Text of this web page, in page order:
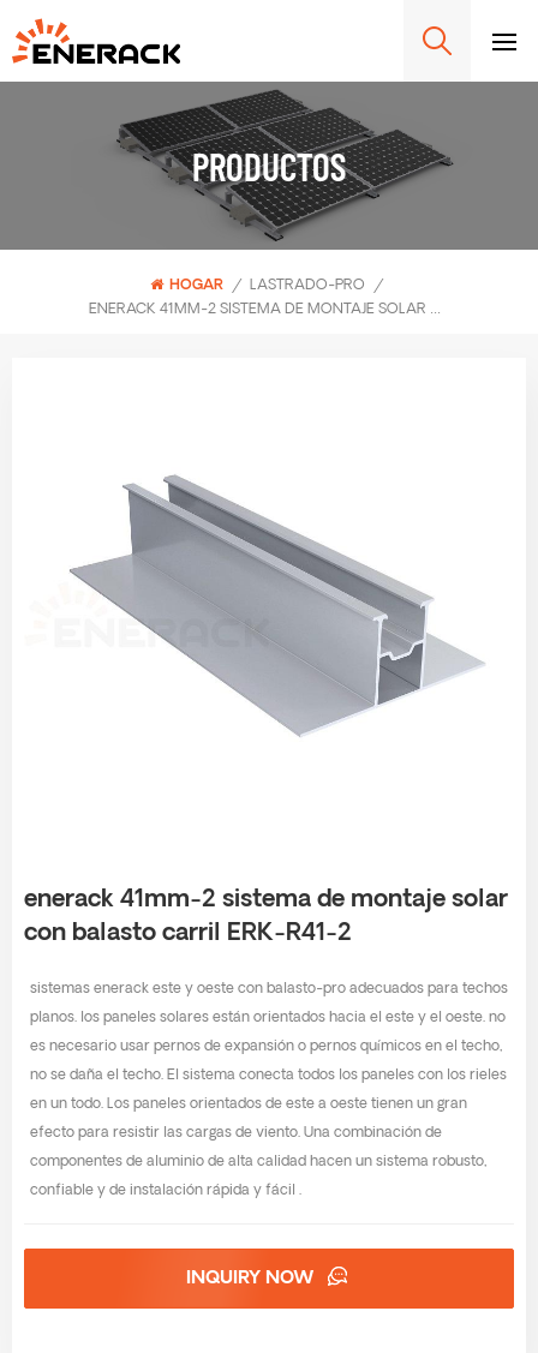
PRODUCTOS
HOGAR / LASTRADO-PRO
/
ENERACK 41MM-2 SISTEMA DE MONTAJE SOLAR CON BALASTO CARRIL ERK-R41-2
enerack 41mm-2 sistema de montaje solar
con balasto carril ERK-R41-2
sistemas enerack este y oeste con balasto-pro adecuados para techos
planos. los paneles solares están orientados hacia el este y el oeste. no
es necesario usar pernos de expansión o pernos químicos en el techo,
no se daña el techo. El sistema conecta todos los paneles con los rieles
en un todo. Los paneles orientados de este a oeste tienen un gran
efecto para resistir las cargas de viento. Una combinación de
componentes de aluminio de alta calidad hacen un sistema robusto,
confiable y de instalación rápida y fácil .
INQUIRY NOW